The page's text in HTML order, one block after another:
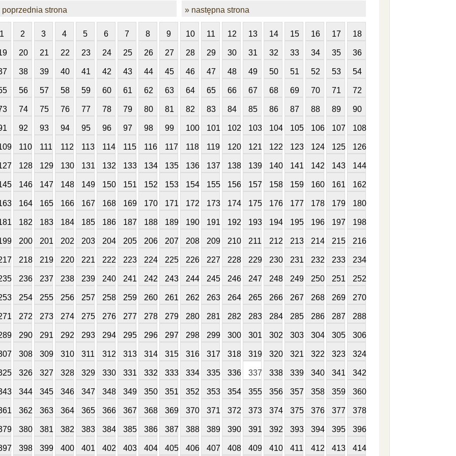
poprzednia strona » następna strona
1 2 3 4 5 6 7 8 9 10 11 12 13 14 15 16 17 18
20 21 22 23 24 25 26 27 28 29 30 31 32 33 34 35 36
38 39 40 41 42 43 44 45 46 47 48 49 50 51 52 53 54
56 57 58 59 60 61 62 63 64 65 66 67 68 69 70 71 72
74 75 76 77 78 79 80 81 82 83 84 85 86 87 88 89 90
92 93 94 95 96 97 98 99 100 101 102 103 104 105 106 107 108
110 111 112 113 114 115 116 117 118 119 120 121 122 123 124 125 126
128 129 130 131 132 133 134 135 136 137 138 139 140 141 142 143 144
146 147 148 149 150 151 152 153 154 155 156 157 158 159 160 161 162
164 165 166 167 168 169 170 171 172 173 174 175 176 177 178 179 180
182 183 184 185 186 187 188 189 190 191 192 193 194 195 196 197 198
200 201 202 203 204 205 206 207 208 209 210 211 212 213 214 215 216
218 219 220 221 222 223 224 225 226 227 228 229 230 231 232 233 234
236 237 238 239 240 241 242 243 244 245 246 247 248 249 250 251 252
254 255 256 257 258 259 260 261 262 263 264 265 266 267 268 269 270
272 273 274 275 276 277 278 279 280 281 282 283 284 285 286 287 288
290 291 292 293 294 295 296 297 298 299 300 301 302 303 304 305 306
308 309 310 311 312 313 314 315 316 317 318 319 320 321 322 323 324
326 327 328 329 330 331 332 333 334 335 336 337 338 339 340 341 342
344 345 346 347 348 349 350 351 352 353 354 355 356 357 358 359 360
362 363 364 365 366 367 368 369 370 371 372 373 374 375 376 377 378
380 381 382 383 384 385 386 387 388 389 390 391 392 393 394 395 396
398 399 400 401 402 403 404 405 406 407 408 409 410 411 412 413 414